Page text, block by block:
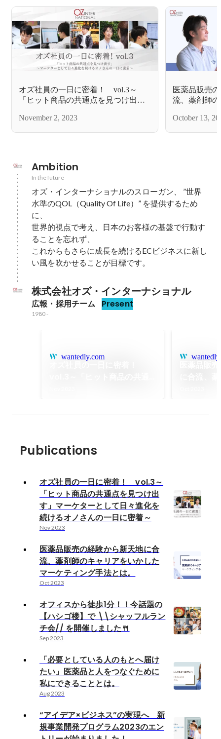
オズ社員の一日に密着！ vol.3～
「ヒット商品の共通点を見つけ出
けるオノさんの一日に密着～
November 2, 2023
医薬品販売
流、薬剤師
October 13,
Ambition
In the future
オズ・インターナショナルのスローガン、 ”世界
水準のQOL（Quality Of Life）” を提供するため
に、
世界的視点で考え、日本のお客様の基盤で行動す
ることを忘れず、
これからもさらに成長を続けるECビジネスに新し
株式会社オズ・インターナショナル
広報・採用チーム Present
1980-
wantedly.com
さんの一日に密着～
Publications
オズ社員の一日に密着！ vol.3～
「ヒット商品の共通点を見つけ出
す」マーケターとして日々進化を
続けるオノさんの一日に密着～
Nov 2023
医薬品販売の経験から新天地に合
流、薬剤師のキャリアをいかした
マーケティング手法とは。
Oct 2023
オフィスから徒歩1分！！今話題の
【ハシゴ楼】で \\シャッフルラン
チ会// を開催しました🍴
Sep 2023
「必要としている人のもとへ届け
たい」医薬品と人をつなぐために
私にできることとは。
Aug 2023
“アイデア×ビジネス”の実現へ 新
規事業開発プログラム2023のエン